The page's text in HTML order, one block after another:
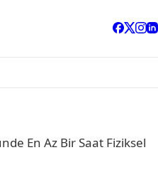
En Az Bir Saat Fiziksel